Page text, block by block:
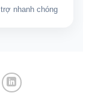
nhanh chóng